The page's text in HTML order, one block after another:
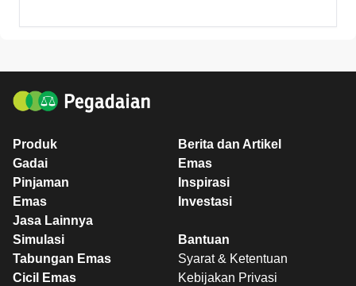
Produk
Gadai
Pinjaman
Emas
Jasa Lainnya
Berita dan Artikel
Emas
Inspirasi
Investasi
Simulasi
Tabungan Emas
Cicil Emas
Bantuan
Syarat & Ketentuan
Kebijakan Privasi